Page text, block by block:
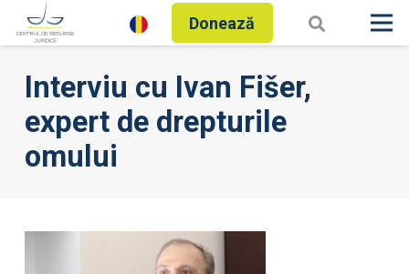
Donează
Interviu cu Ivan Fišer,
expert de drepturile
omului